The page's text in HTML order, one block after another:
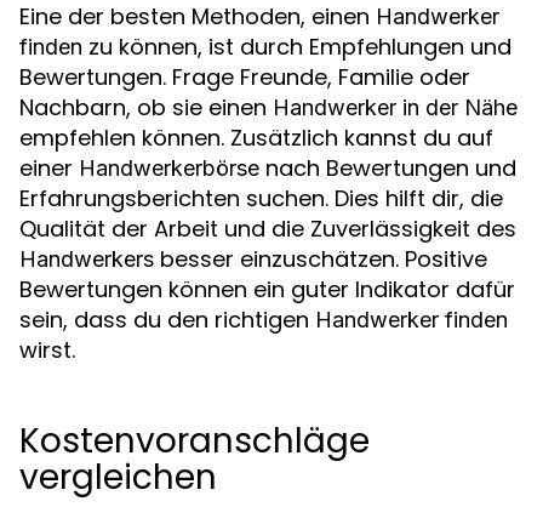
Eine der besten Methoden, einen Handwerker
finden zu können, ist durch Empfehlungen und
Bewertungen. Frage Freunde, Familie oder
Nachbarn, ob sie einen Handwerker in der Nähe
empfehlen können. Zusätzlich kannst du auf
einer Handwerkerbörse nach Bewertungen und
Erfahrungsberichten suchen. Dies hilft dir, die
Qualität der Arbeit und die Zuverlässigkeit des
Handwerkers besser einzuschätzen. Positive
Bewertungen können ein guter Indikator dafür
sein, dass du den richtigen Handwerker finden
wirst.
Kostenvoranschläge
vergleichen